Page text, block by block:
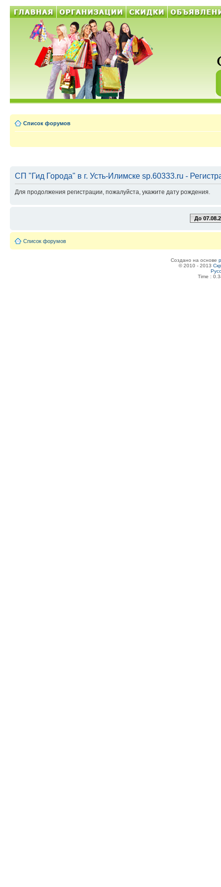
Список форумов
СП "Гид Города" в г. Усть-Илимске sp.60333.ru -
Для продолжения регистрации, пожалуйста, укажите дату рождения.
До
Список форумов
Создано на основе
© 2010 - 2013
Time :